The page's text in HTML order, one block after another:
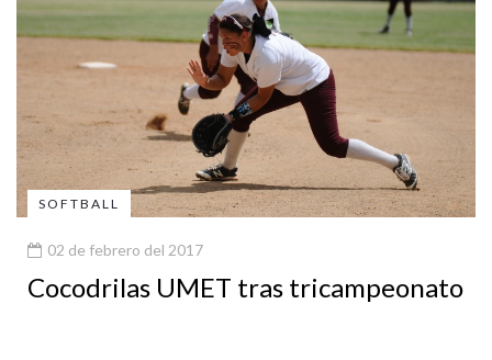
SOFTBALL
02 de febrero del 2017
Cocodrilas UMET tras tricampeonato